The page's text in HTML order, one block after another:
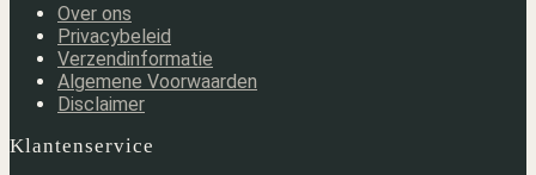
Over ons
Privacybeleid
Verzendinformatie
Algemene Voorwaarden
Disclaimer
Klantenservice